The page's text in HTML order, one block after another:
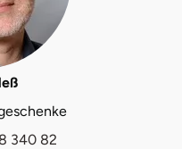
340 82